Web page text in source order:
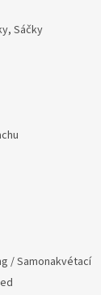
Sáčky
/ Samonakvétací